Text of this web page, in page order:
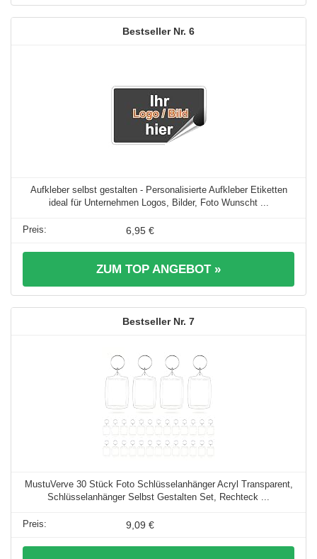
6
Aufkleber selbst gestalten - Personalisierte Aufkleber Etiketten
ideal für Unternehmen Logos, Bilder, Foto Wunscht ...
6,95 €
ZUM TOP ANGEBOT »
7
MustuVerve 30 Stück Foto Schlüsselanhänger Acryl Transparent,
Schlüsselanhänger Selbst Gestalten Set, Rechteck ...
9,09 €